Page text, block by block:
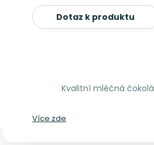
Dotaz k produktu
Kvalitní mléčná
Více zde